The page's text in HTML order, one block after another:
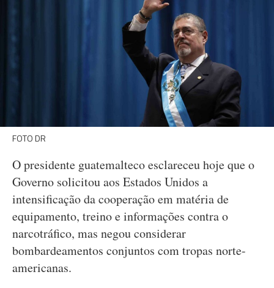
FOTO DR
O presidente guatemalteco esclareceu hoje que o
Governo solicitou aos Estados Unidos a
intensificação da cooperação em matéria de
equipamento, treino e informações contra o
narcotráfico, mas negou considerar
bombardeamentos conjuntos com tropas norte-
americanas.